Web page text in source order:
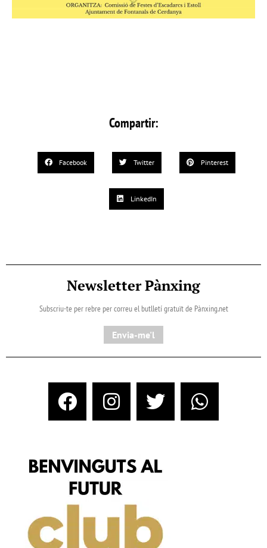
Compartir:
Facebook Twitter Pinterest
LinkedIn
Newsletter Pànxing
Subscriu-te per rebre per correu el butlletí gratuït de Pànxing.net​
Envia-me'l